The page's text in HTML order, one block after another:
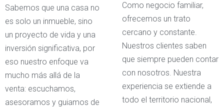
Sabemos que una casa no
es solo un inmueble, sino
un proyecto de vida y una
inversión significativa, por
eso nuestro enfoque va
mucho más allá de la
venta: escuchamos,
asesoramos y guiamos de
Como negocio familiar,
ofrecemos un trato
cercano y constante.
Nuestros clientes saben
que siempre pueden contar
con nosotros. Nuestra
experiencia se extiende a
todo el territorio nacional,